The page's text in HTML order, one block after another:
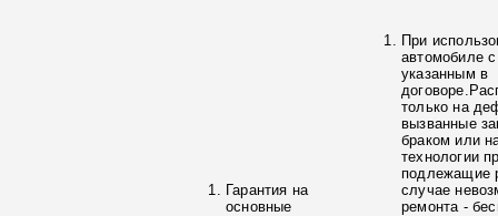
Гарантия на
основные
При
автомобиле
указанным в
только на
вызванные
браком или
технологии
подлежащие
случае
ремонта -